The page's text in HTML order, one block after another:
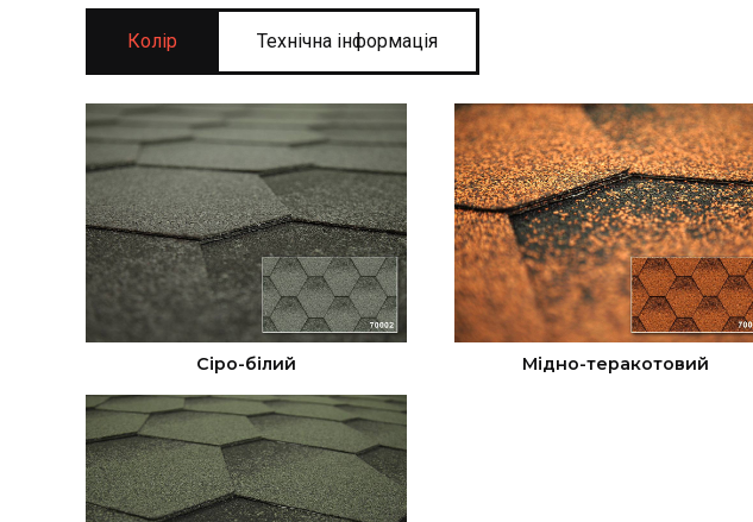
Колір Технічна інформація
Сіро-білий Мідно-теракотовий